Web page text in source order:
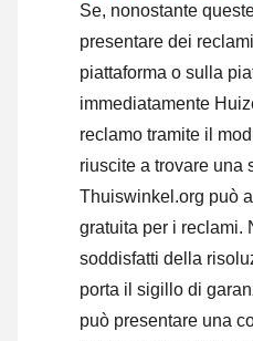
Se, nonostante
presentare dei
piattaforma o sulla
immediatamente
reclamo tramite il
riuscite a trovare una
Thuiswinkel.org può
gratuita per i reclami.
soddisfatti della
porta il sigillo di
può presentare una